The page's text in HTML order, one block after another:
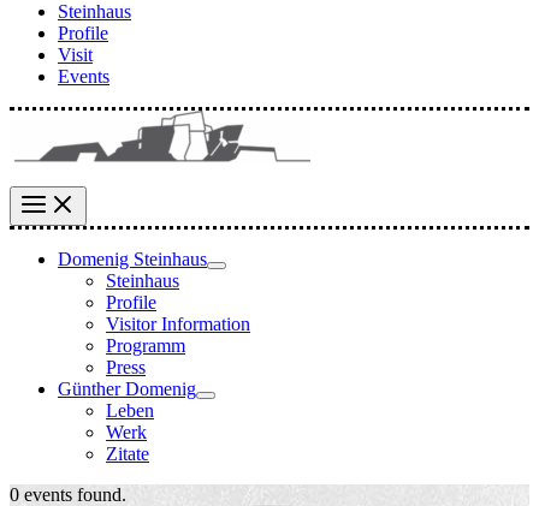
Steinhaus
Profile
Visit
Events
Domenig Steinhaus
Steinhaus
Profile
Visitor Information
Programm
Press
Günther Domenig
Leben
Werk
Zitate
0 events found.